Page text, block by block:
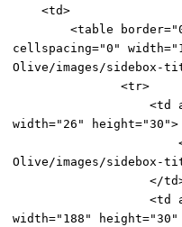
<td>
<table border="0"
cellspacing="0"
Olive/images/
<tr>
<td
width="26" height="30">
<img
Olive/images/
</
<td
width="188"